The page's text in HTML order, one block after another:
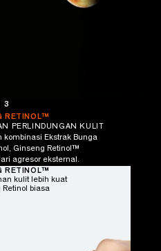
9
8
Peptide
11
3
4
3
RETINOL™
PERLINDUNGAN KULIT
Ekstrak Bunga
Ginseng Retinol™
agresor eksternal.
RETINOL™
kulit lebih kuat
Retinol biasa